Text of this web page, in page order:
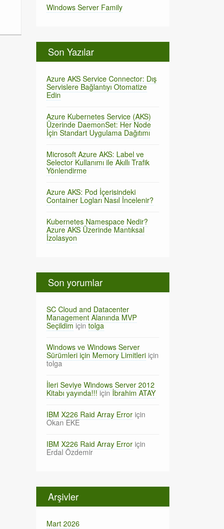
Windows Server Family
Son Yazılar
Azure AKS Service Connector: Dış
Servislere Bağlantıyı Otomatize
Edin
Azure Kubernetes Service (AKS)
Üzerinde DaemonSet: Her Node
İçin Standart Uygulama Dağıtımı
Microsoft Azure AKS: Label ve
Selector Kullanımı ile Akıllı Trafik
Yönlendirme
Azure AKS: Pod İçerisindeki
Container Logları Nasıl İncelenir?
Kubernetes Namespace Nedir?
Azure AKS Üzerinde Mantıksal
İzolasyon
Son yorumlar
SC Cloud and Datacenter
Management Alanında MVP
Seçildimiçintolga
Windows ve Windows Server
Sürümleri için Memory Limitleri için
tolga
İleri Seviye Windows Server 2012
Kitabı yayında!!!içinİbrahim ATAY
IBM X226 Raid Array Error için
Okan EKE
IBM X226 Raid Array Error için
Erdal Özdemir
Arşivler
Mart 2026